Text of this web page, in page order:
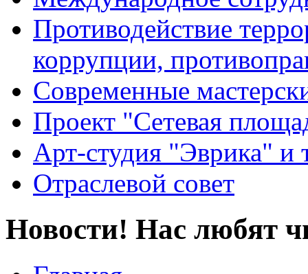
Противодействие
коррупции,
Современные
Проект "Сетевая
Арт-студия "Эврика" и
Отраслевой совет
Новости! Нас любят